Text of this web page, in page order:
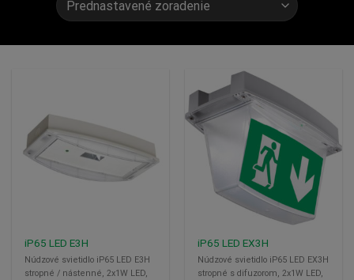
iP65 LED E3H
Núdzové svietidlo iP65 LED E3H
stropné / nástenné, 2x1W LED,
iP65 LED EX3H
Núdzové svietidlo iP65 LED EX3H
stropné s difuzorom, 2x1W LED,